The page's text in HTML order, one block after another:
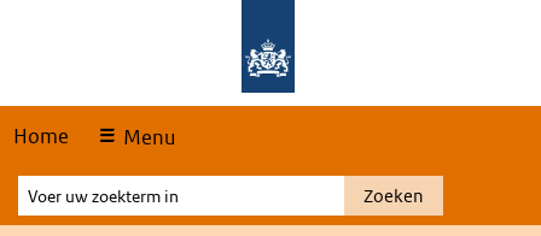
Home Menu
Voer
uw
Zoeken